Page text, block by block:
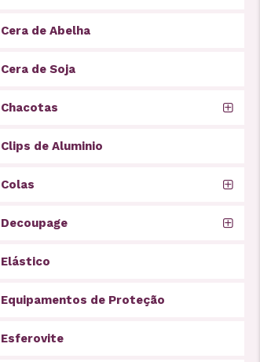
Cera de Abelha
Cera de Soja
Chacotas
Clips de Aluminio
Colas
Decoupage
Elástico
Equipamentos de Proteção
Esferovite